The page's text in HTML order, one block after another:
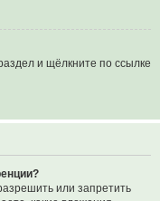
и щёлкните по ссылке
или запретить